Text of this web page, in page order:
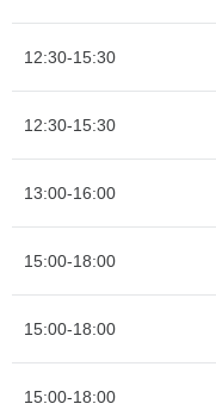
12:30-15:30
12:30-15:30
13:00-16:00
15:00-18:00
15:00-18:00
15:00-18:00